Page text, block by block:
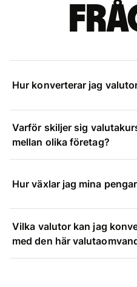
Hur konverterar jag
Varför skiljer sig
mellan olika företag?
Hur växlar jag mina
Vilka valutor kan jag
med den här